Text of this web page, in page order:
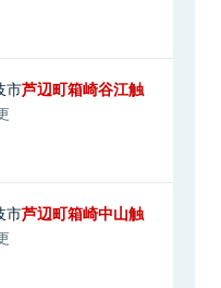
市芦辺町箱崎谷江触
市芦辺町箱崎中山触